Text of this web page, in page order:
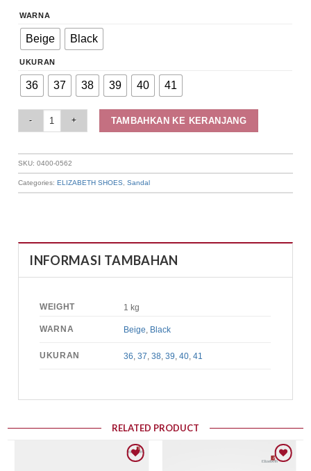
WARNA
Beige Black
UKURAN
36 37 38 39 40 41
TAMBAHKAN KE KERANJANG
SKU:0400-0562
Categories:ELIZABETH SHOES ,Sandal
INFORMASI TAMBAHAN
WEIGHT 1 kg
WARNA Beige Black
UKURAN 36 ,37 ,38 ,39 ,40 ,41
RELATED PRODUCT